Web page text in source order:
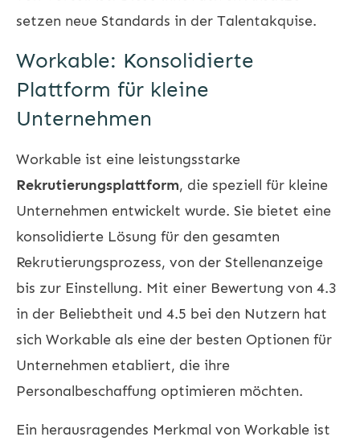
setzen neue Standards in der Talentakquise.
Workable: Konsolidierte
Plattform für kleine
Unternehmen
Workable ist eine leistungsstarke
Rekrutierungsplattform, die speziell für kleine
Unternehmen entwickelt wurde. Sie bietet eine
konsolidierte Lösung für den gesamten
Rekrutierungsprozess, von der Stellenanzeige
bis zur Einstellung. Mit einer Bewertung von 4.3
in der Beliebtheit und 4.5 bei den Nutzern hat
sich Workable als eine der besten Optionen für
Unternehmen etabliert, die ihre
Personalbeschaffung optimieren möchten.
Ein herausragendes Merkmal von Workable ist